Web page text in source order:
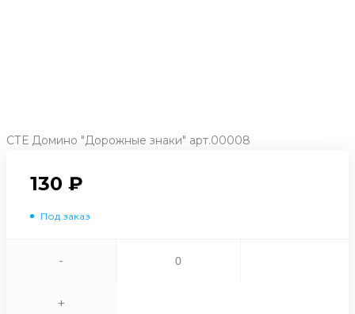
СТЕ Домино "Дорожные знаки" арт.00008
130 ₽
Под заказ
-
+